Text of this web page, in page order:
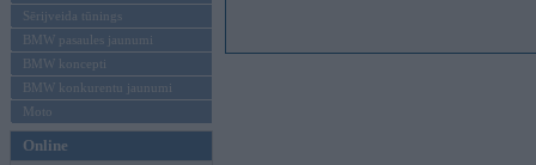
Sērijveida tūnings
BMW pasaules jaunumi
BMW koncepti
BMW konkurentu jaunumi
Moto
Online